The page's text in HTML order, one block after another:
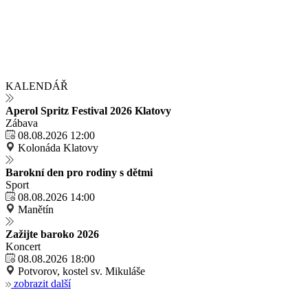
KALENDÁŘ
Aperol Spritz Festival 2026 Klatovy
Zábava
08.08.2026 12:00
Kolonáda Klatovy
Barokní den pro rodiny s dětmi
Sport
08.08.2026 14:00
Manětín
Zažijte baroko 2026
Koncert
08.08.2026 18:00
Potvorov, kostel sv. Mikuláše
zobrazit další